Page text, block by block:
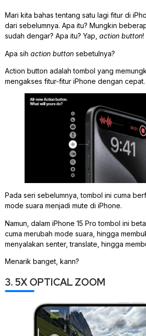
Mari kita bahas tentang satu lagi fitur di
dari sebelumnya. Apa itu? Mungkin
sudah dengar? Apa itu? Yap, action button!
Apa sih action button sebetulnya?
Action button adalah tombol yang
mengakses fitur-fitur iPhone dengan cepat.
Pada seri sebelumnya, tombol ini cuma
mode suara menjadi mute di iPhone.
Namun, dalam iPhone 15 Pro tombol ini
cuma merubah mode suara, hingga
menyalakan senter, translate, hingga
Menarik banget, kann?
3. 5X OPTICAL ZOOM